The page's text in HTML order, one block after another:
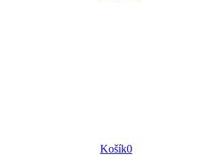
Košík0